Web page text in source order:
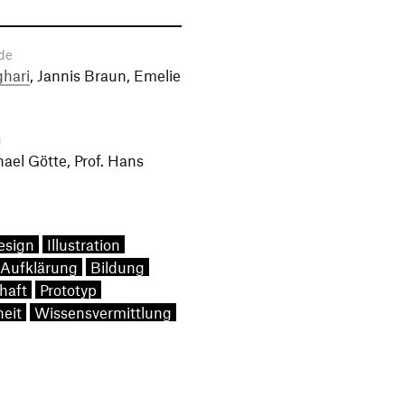
, Jannis Braun, Emelie
Götte, Prof. Hans
Illustration
Aufklärung
Bildung
Prototyp
Wissensvermittlung